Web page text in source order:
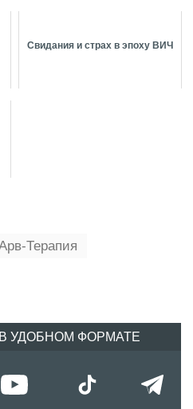
Свидания и страх в эпоху ВИЧ
Терапия
УДОБНОМ ФОРМАТЕ